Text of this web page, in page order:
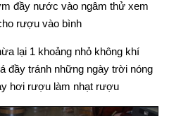
đầy nước vào ngâm thử xem
rượu vào bình
lại 1 khoảng nhỏ không khí
đầy tránh những ngày trời nóng
hơi rượu làm nhạt rượu